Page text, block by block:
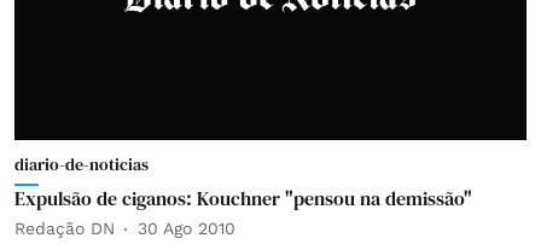
diario-de-noticias
Expulsão de ciganos: Kouchner "pensou na demissão"
Redação DN 30 Ago 2010